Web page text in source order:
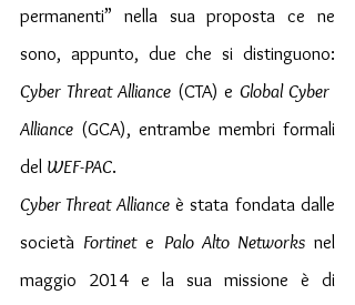
permanenti” nella sua proposta ce ne
Cyber ​​Threat Alliance (CTA) e Global Cyber ​​
Alliance (GCA), entrambe membri formali
del WEF-PAC.
Cyber ​​Threat Alliance è stata fondata dalle
società Fortinet e Palo Alto Networks nel
maggio 2014 e la sua missione è di